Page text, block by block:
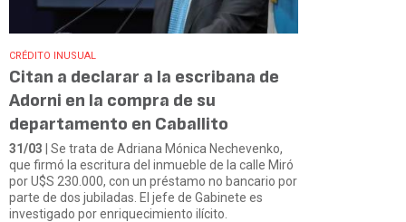
CRÉDITO INUSUAL
Citan a declarar a la escribana de
Adorni en la compra de su
departamento en Caballito
31/03 | Se trata de Adriana Mónica Nechevenko,
que firmó la escritura del inmueble de la calle Miró
por U$S 230.000, con un préstamo no bancario por
parte de dos jubiladas. El jefe de Gabinete es
investigado por enriquecimiento ilícito.